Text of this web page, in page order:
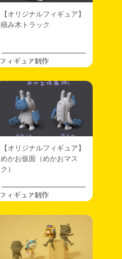
【オリジナルフィギュア】
積み木トラック
フィギュア制作
【オリジナルフィギュア】
めかお仮面（めかおマス
ク）
フィギュア制作